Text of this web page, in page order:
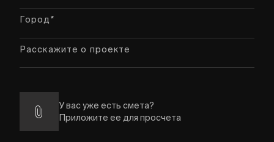
У вас уже есть смета?
Приложите ее для просчета